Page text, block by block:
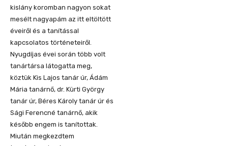
kislány koromban nagyon sokat
mesélt nagyapám az itt eltöltött
éveiről és a tanítással
kapcsolatos történeteiről.
Nyugdíjas évei során több volt
tanártársa látogatta meg,
köztük Kis Lajos tanár úr, Ádám
Mária tanárnő, dr. Kürti György
tanár úr, Béres Károly tanár úr és
Sági Ferencné tanárnő, akik
később engem is tanítottak.
Miután megkezdtem